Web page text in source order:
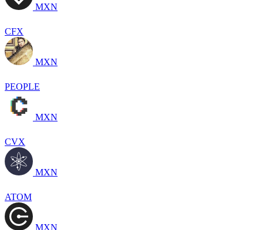
MXN
CFX
MXN
PEOPLE
MXN
CVX
MXN
ATOM
MXN